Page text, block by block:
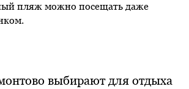
пляж можно посещать даже
выбирают для отдыха